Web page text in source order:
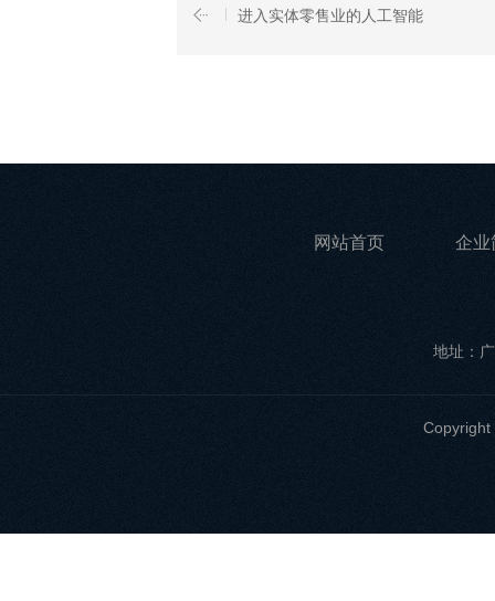
进入实体零售业的人工智能
网站首页 企业
地址：